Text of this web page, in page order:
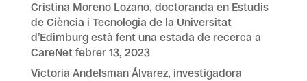
Cristina Moreno Lozano, doctoranda en Estudis
de Ciència i Tecnologia de la Universitat
d’Edimburg està fent una estada de recerca a
CareNet febrer 13, 2023
Victoria Andelsman Álvarez, investigadora